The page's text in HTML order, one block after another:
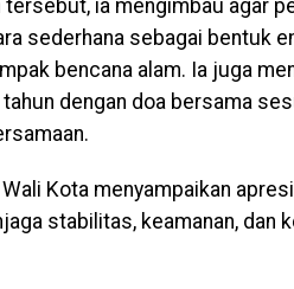
ia mengimbau agar
sederhana sebagai bentuk
bencana alam. Ia juga
dengan doa bersama
Kota menyampaikan
stabilitas, keamanan, dan